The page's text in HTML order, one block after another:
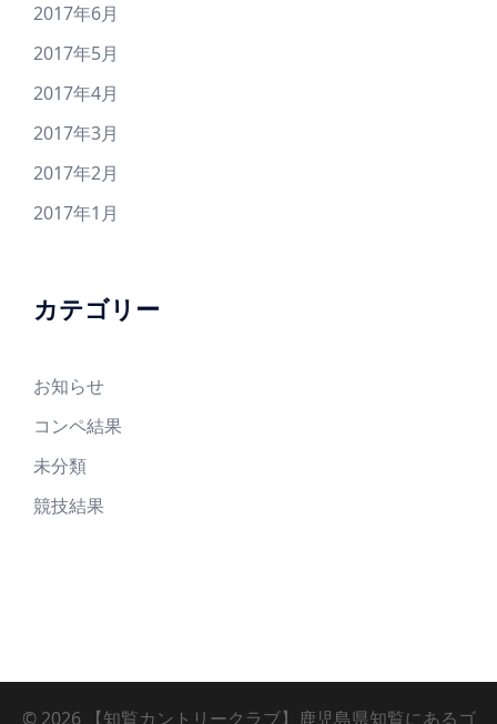
2017年6月
2017年5月
2017年4月
2017年3月
2017年2月
2017年1月
カテゴリー
お知らせ
コンペ結果
未分類
競技結果
© 2026 【知覧カントリークラブ】鹿児島県知覧にあるゴ